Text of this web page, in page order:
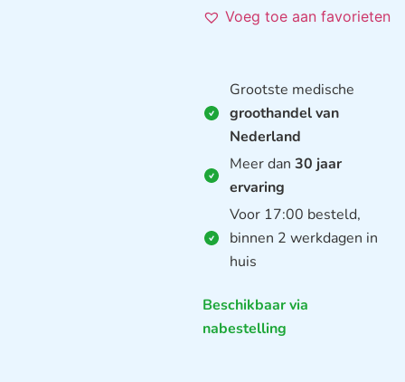
Voeg toe aan favorieten
Grootste medische
groothandel van
Nederland
Meer dan 30 jaar
ervaring
Voor 17:00 besteld,
binnen 2 werkdagen in
huis
Beschikbaar via
nabestelling